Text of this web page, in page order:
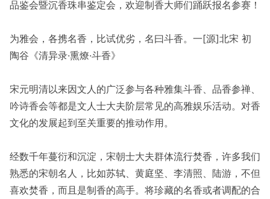
品鉴会暨沉香珠串鉴定会，欢迎制香大师们踊跃报名参赛！
为雅会，各携名香，比试优劣，名曰斗香。一[源]北宋 初
陶谷《清异录·熏燎·斗香》
宋元明清以来因文人的广泛参与各种雅集斗香、品香参禅、
吟诗香会等都是文人士大夫阶层常见的高雅娱乐活动。对香
文化的发展起到至关重要的推动作用。
经数千年蔓衍和沉淀，宋朝士大夫群体流行焚香，许多我们
熟悉的宋朝名人，比如苏轼、黄庭坚、李清照、陆游，不但
喜欢焚香，而且是制香的高手。将珍藏的名香或者调配的合